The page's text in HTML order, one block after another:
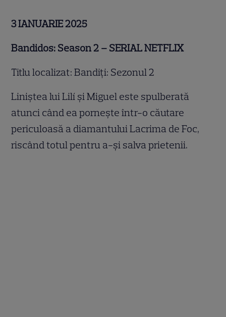
3 IANUARIE 2025
Bandidos: Season 2 – SERIAL NETFLIX
Titlu localizat: Bandiți: Sezonul 2
Liniștea lui Lilí și Miguel este spulberată
atunci când ea pornește într-o căutare
periculoasă a diamantului Lacrima de Foc,
riscând totul pentru a-și salva prietenii.